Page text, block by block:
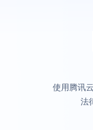
使用腾讯
法